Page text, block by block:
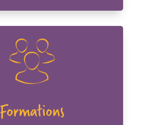
Formations